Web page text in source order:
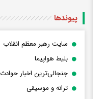
پیوندها
سایت رهبر معظم انقلاب
بلیط هواپیما
جنجالی‌ترین اخبار حوادث
ترانه و موسیقی